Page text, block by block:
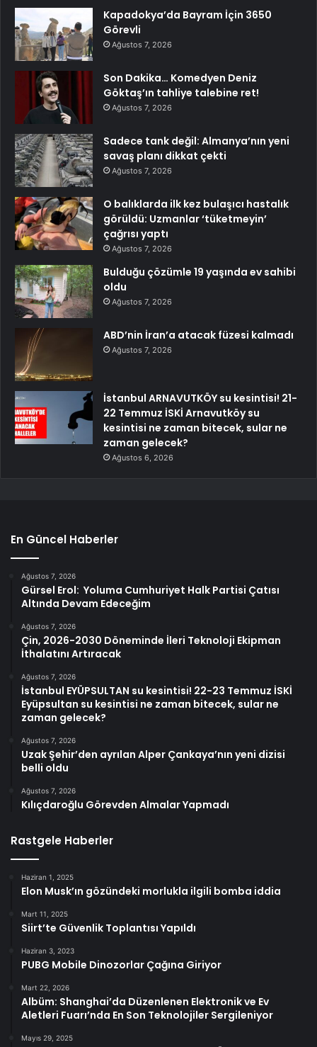
Kapadokya’da Bayram İçin 3650
Görevli
Ağustos 7, 2026
Son Dakika… Komedyen Deniz
Göktaş’ın tahliye talebine ret!
Ağustos 7, 2026
Sadece tank değil: Almanya’nın yeni
savaş planı dikkat çekti
Ağustos 7, 2026
O balıklarda ilk kez bulaşıcı hastalık
görüldü: Uzmanlar ‘tüketmeyin’
çağrısı yaptı
Ağustos 7, 2026
Bulduğu çözümle 19 yaşında ev sahibi
oldu
Ağustos 7, 2026
ABD’nin İran’a atacak füzesi kalmadı
Ağustos 7, 2026
İstanbul ARNAVUTKÖY su kesintisi! 21-
22 Temmuz İSKİ Arnavutköy su
kesintisi ne zaman bitecek, sular ne
zaman gelecek?
Ağustos 6, 2026
En Güncel Haberler
Ağustos 7, 2026
Gürsel Erol: Yoluma Cumhuriyet Halk Partisi Çatısı
Altında Devam Edeceğim
Ağustos 7, 2026
Çin, 2026-2030 Döneminde İleri Teknoloji Ekipman
İthalatını Artıracak
Ağustos 7, 2026
İstanbul EYÜPSULTAN su kesintisi! 22-23 Temmuz İSKİ
Eyüpsultan su kesintisi ne zaman bitecek, sular ne
zaman gelecek?
Ağustos 7, 2026
Uzak Şehir’den ayrılan Alper Çankaya’nın yeni dizisi
belli oldu
Ağustos 7, 2026
Kılıçdaroğlu Görevden Almalar Yapmadı
Rastgele Haberler
Haziran 1, 2025
Elon Musk’ın gözündeki morlukla ilgili bomba iddia
Mart 11, 2025
Siirt’te Güvenlik Toplantısı Yapıldı
Haziran 3, 2023
PUBG Mobile Dinozorlar Çağına Giriyor
Mart 22, 2026
Albüm: Shanghai’da Düzenlenen Elektronik ve Ev
Aletleri Fuarı’nda En Son Teknolojiler Sergileniyor
Mayıs 29, 2025